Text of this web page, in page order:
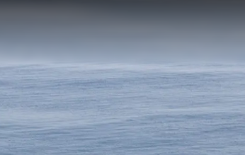
Aspetti Legali
POLICY SULLA PRIVACY